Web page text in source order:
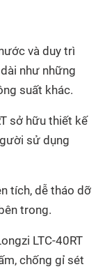
và duy trì
như những
suất khác.
sở hữu thiết kế
sử dụng
tích, dễ tháo dỡ
trong.
LTC-40RT
chống gỉ sét